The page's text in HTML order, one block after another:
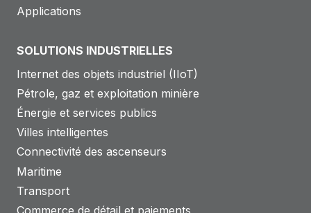
Applications
SOLUTIONS INDUSTRIELLES
Internet des objets industriel (IIoT)
Pétrole, gaz et exploitation minière
Énergie et services publics
Villes intelligentes
Connectivité des ascenseurs
Maritime
Transport
Commerce de détail et paiements